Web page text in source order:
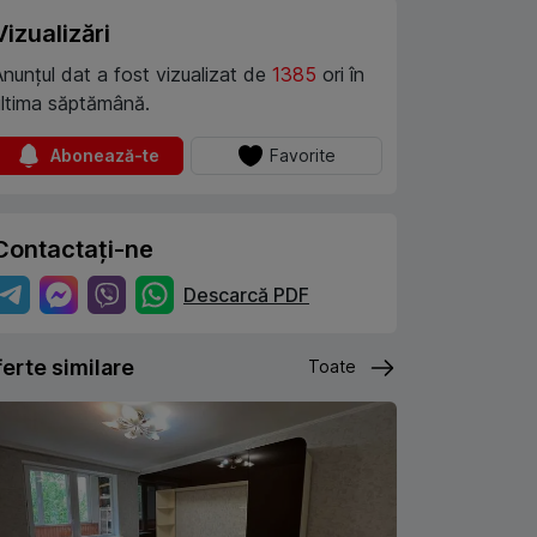
dat a fost vizualizat de 1385 ori în
săptămână.
Abonează-te Favorite
ne
Descarcă PDF
similare Toate